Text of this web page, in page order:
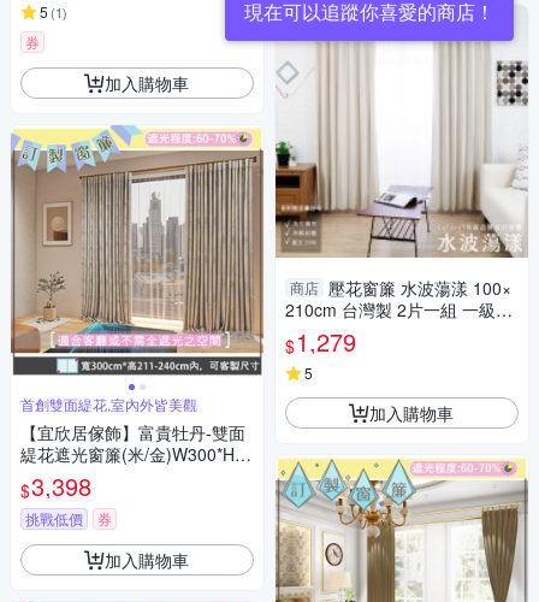
5 (1)
券
加入購物車
首創雙面緹花,室內外皆美觀
【宜欣居傢飾】富貴牡丹-雙面
緹花遮光窗簾(米/金)W300*H21
1-240cm以內(可指定尺寸)*2
片/遮光/摺景/落地/窗簾/台灣製
MIT
$3,398
挑戰低價 券
加入購物車
商店 壓花窗簾 水波蕩漾 100×
210cm 台灣製 2片一組 一級遮
光 可水洗 熱銷經典款 兩倍抓皺
$1,279
5
加入購物車